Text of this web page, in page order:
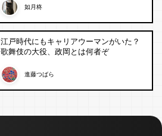
如月柊
江戸時代にもキャリアウーマンがいた？
歌舞伎の大役、政岡とは何者ぞ
進藤つばら